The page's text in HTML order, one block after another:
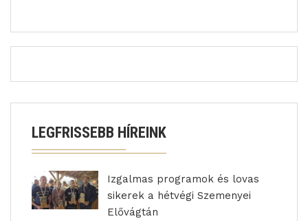
LEGFRISSEBB HÍREINK
Izgalmas programok és lovas
sikerek a hétvégi Szemenyei
Elővágtán